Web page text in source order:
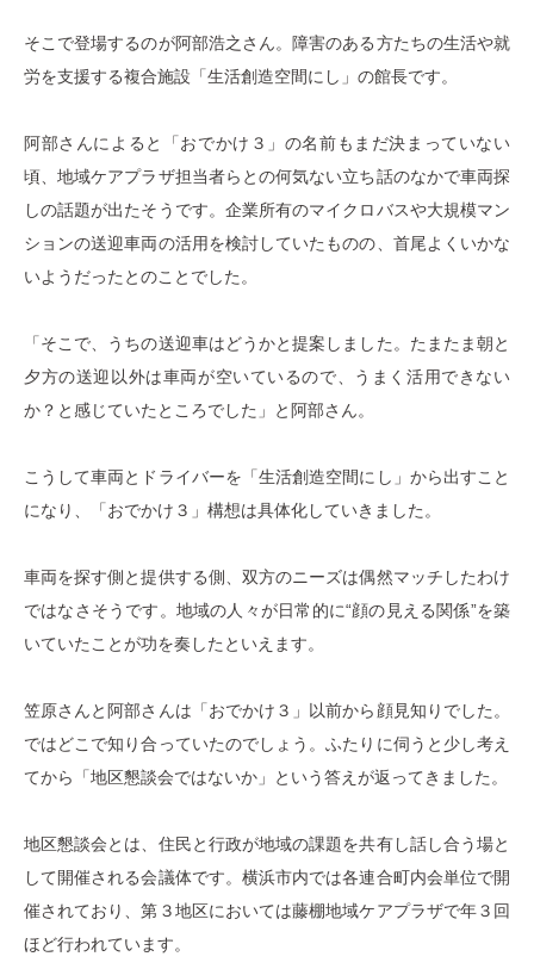
そこで登場するのが阿部浩之さん。障害のある方たちの生活や就
労を支援する複合施設「生活創造空間にし」の館長です。
阿部さんによると「おでかけ３」の名前もまだ決まっていない
頃、地域ケアプラザ担当者らとの何気ない立ち話のなかで車両探
しの話題が出たそうです。企業所有のマイクロバスや大規模マン
ションの送迎車両の活用を検討していたものの、首尾よくいかな
いようだったとのことでした。
「そこで、うちの送迎車はどうかと提案しました。たまたま朝と
夕方の送迎以外は車両が空いているので、うまく活用できない
か？と感じていたところでした」と阿部さん。
こうして車両とドライバーを「生活創造空間にし」から出すこと
になり、「おでかけ３」構想は具体化していきました。
車両を探す側と提供する側、双方のニーズは偶然マッチしたわけ
ではなさそうです。地域の人々が日常的に“顔の見える関係”を築
いていたことが功を奏したといえます。
笠原さんと阿部さんは「おでかけ３」以前から顔見知りでした。
ではどこで知り合っていたのでしょう。ふたりに伺うと少し考え
てから「地区懇談会ではないか」という答えが返ってきました。
地区懇談会とは、住民と行政が地域の課題を共有し話し合う場と
して開催される会議体です。横浜市内では各連合町内会単位で開
催されており、第３地区においては藤棚地域ケアプラザで年３回
ほど行われています。